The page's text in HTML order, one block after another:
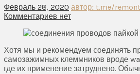
Февраль 28, 2020 автор: t.me/
Комментариев нет
Хотя мы и рекомендуем соединять
самозажимных клеммников вроде
где их применение затруднено.